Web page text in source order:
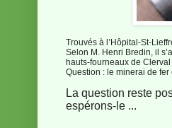
Trouvés à l’Hôpital-St-
Selon M. Henri Bredin, il
hauts-fourneaux de
Question : le minerai de
La question reste
espérons-le ...